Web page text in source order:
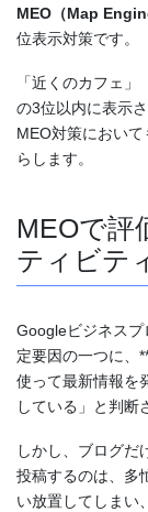
MEO（Map
位表示対策です。
「近くのカフェ
の3位以内に表示
MEO対策におい
らします。
MEOで評
ティビテ
Googleビジネス
定要因の一つに、
使って最新情報を
している」と判断
しかし、ブログだ
投稿するのは、多
い放置してしまい